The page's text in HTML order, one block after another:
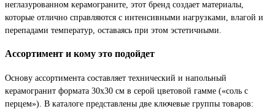
неглазурованном керамограните, этот бренд создает материалы,
которые отлично справляются с интенсивными нагрузками, влагой и
перепадами температур, оставаясь при этом эстетичными.
Ассортимент и кому это подойдет
Основу ассортимента составляет технический и напольный
керамогранит формата 30х30 см в серой цветовой гамме («соль с
перцем»). В каталоге представлены две ключевые группы товаров: